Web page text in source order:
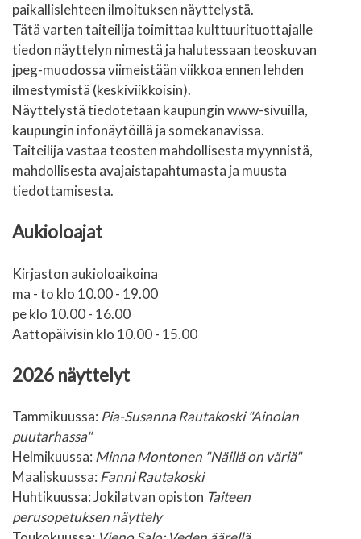
paikallislehteen ilmoituksen näyttelystä.
Tätä varten taiteilija toimittaa kulttuurituottajalle
tiedon näyttelyn nimestä ja halutessaan teoskuvan
jpeg-muodossa viimeistään viikkoa ennen lehden
ilmestymistä (keskiviikkoisin).
Näyttelystä tiedotetaan kaupungin www-sivuilla,
kaupungin infonäytöillä ja somekanavissa.
Taiteilija vastaa teosten mahdollisesta myynnistä,
mahdollisesta avajaistapahtumasta ja muusta
tiedottamisesta.
Aukioloajat
Kirjaston aukioloaikoina
ma - to klo 10.00 - 19.00
pe klo 10.00 - 16.00
Aattopäivisin klo 10.00 - 15.00
2026 näyttelyt
Tammikuussa: Pia-Susanna Rautakoski "Ainolan
puutarhassa"
Helmikuussa: Minna Montonen "Näillä on väriä"
Maaliskuussa: Fanni Rautakoski
Huhtikuussa: Jokilatvan opiston Taiteen
perusopetuksen näyttely